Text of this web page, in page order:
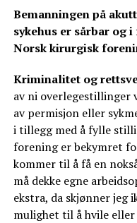
Bemanningen på
sykehus er sårbar og
Norsk kirurgisk
Kriminalitet og
av ni overlegestillinger
av permisjon eller
i tillegg med å fylle
forening er bekymret
kommer til å få en
må dekke egne
ekstra, da skjønner jeg
mulighet til å hvile